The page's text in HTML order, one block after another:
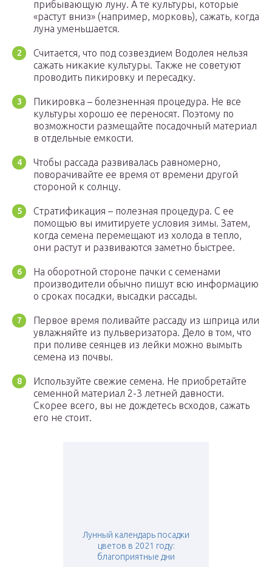
прибывающую луну. А те культуры, которые
«растут вниз» (например, морковь), сажать, когда
луна уменьшается.
Считается, что под созвездием Водолея нельзя
сажать никакие культуры. Также не советуют
проводить пикировку и пересадку.
Пикировка – болезненная процедура. Не все
культуры хорошо ее переносят. Поэтому по
возможности размещайте посадочный материал
в отдельные емкости.
Чтобы рассада развивалась равномерно,
поворачивайте ее время от времени другой
стороной к солнцу.
Стратификация – полезная процедура. С ее
помощью вы имитируете условия зимы. Затем,
когда семена перемещают из холода в тепло,
они растут и развиваются заметно быстрее.
На оборотной стороне пачки с семенами
производители обычно пишут всю информацию
о сроках посадки, высадки рассады.
Первое время поливайте рассаду из шприца или
увлажняйте из пульверизатора. Дело в том, что
при поливе сеянцев из лейки можно вымыть
семена из почвы.
Используйте свежие семена. Не приобретайте
семенной материал 2-3 летней давности.
Скорее всего, вы не дождетесь всходов, сажать
его не стоит.
Лунный календарь посадки
цветов в 2021 году:
благоприятные дни